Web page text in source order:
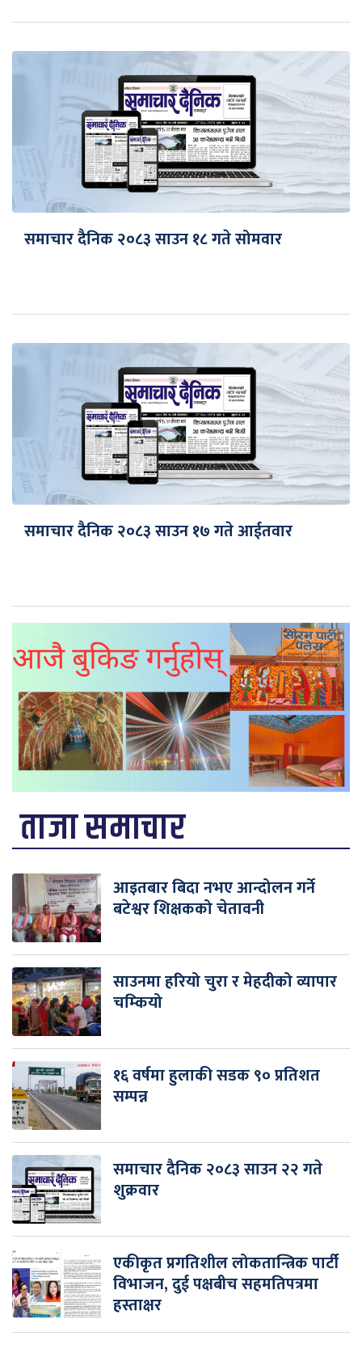
समाचार दैनिक २०८३ साउन १८ गते सोमवार
समाचार दैनिक २०८३ साउन १७ गते आईतवार
ताजा समाचार
आइतबार बिदा नभए आन्दोलन गर्ने
बटेश्वर शिक्षकको चेतावनी
साउनमा हरियो चुरा र मेहदीको व्यापार
चम्कियो
१६ वर्षमा हुलाकी सडक ९० प्रतिशत
सम्पन्न
समाचार दैनिक २०८३ साउन २२ गते
शुक्रवार
एकीकृत प्रगतिशील लोकतान्त्रिक पार्टी
विभाजन, दुई पक्षबीच सहमतिपत्रमा
हस्ताक्षर